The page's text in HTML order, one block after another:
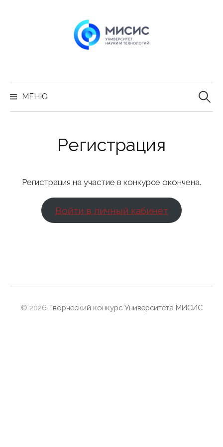
МЕНЮ
Найти:
Регистрация
Регистрация на участие в конкурсе окончена.
Войти в личный кабинет
© 2026 Творческий конкурс Университета МИСИС